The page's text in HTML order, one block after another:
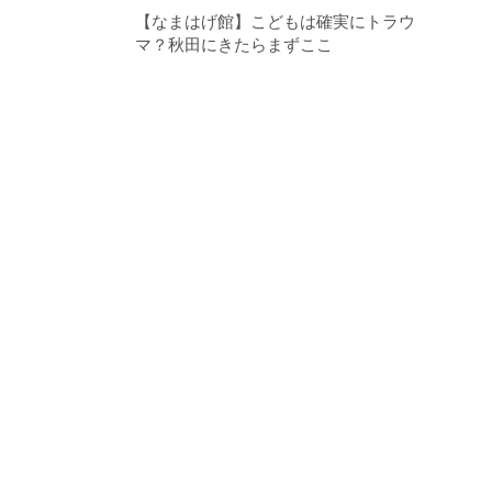
【なまはげ館】こどもは確実にトラウ
マ？秋田にきたらまずここ